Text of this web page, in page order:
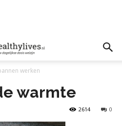
werken
warmte
0
2614